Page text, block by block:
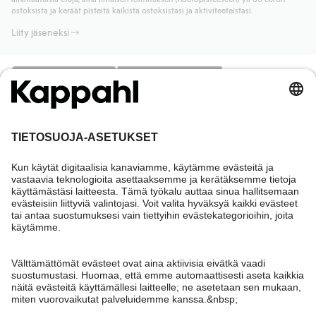
ostoksista ja keräät pisteitä kaikista ostoksistasi ja aktiviteeteistasi.
Liity jäseneksi
Tarvitsetko apua?
Asiakaspalvelu
Usein kysyttyä
Tilaus
Ota yhteyttä
Kappahl Club
Kappahl Club
Jäsenyysehdot
Tietoa Kappahl Group
Kestävä kehitys
Ehdot & käytännöt